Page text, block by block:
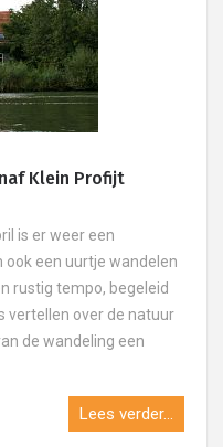
Klein Profijt
is er weer een
ook een uurtje wandelen
rustig tempo, begeleid
vertellen over de natuur
de wandeling een
Lees verder...